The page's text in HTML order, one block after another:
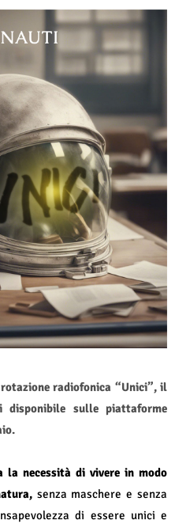
radiofonica “Unici”, il
disponibile sulle piattaforme
la necessità di vivere in modo
senza maschere e senza
di essere unici e